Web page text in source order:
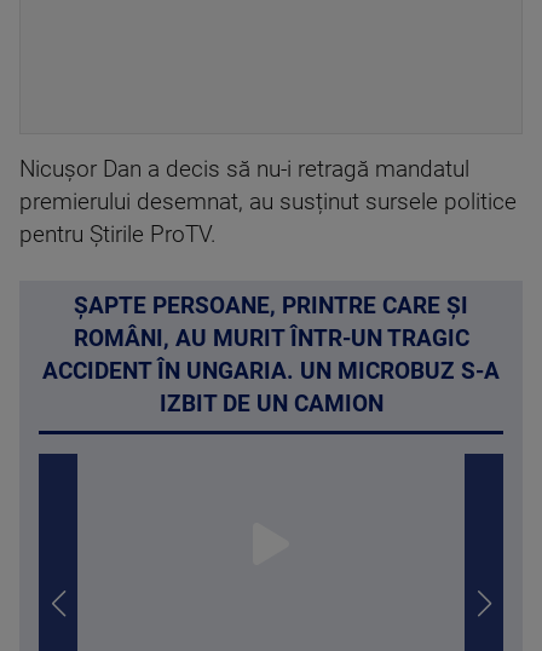
Nicușor Dan a decis să nu-i retragă mandatul
premierului desemnat, au susținut sursele politice
pentru Știrile ProTV.
ȘAPTE PERSOANE, PRINTRE CARE ȘI
ROMÂNI, AU MURIT ÎNTR-UN TRAGIC
ACCIDENT ÎN UNGARIA. UN MICROBUZ S-A
IZBIT DE UN CAMION